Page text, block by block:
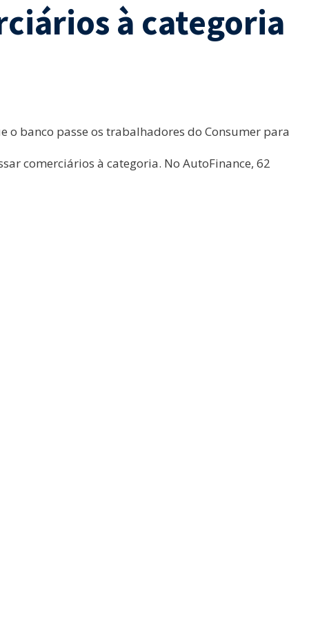
à categoria
o banco passe os trabalhadores do Consumer para
comerciários à categoria. No AutoFinance, 62